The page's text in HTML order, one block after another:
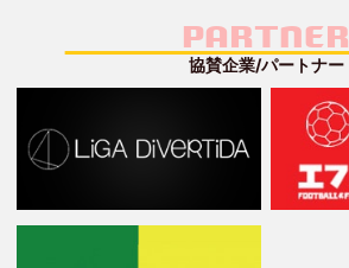
PARTNER
協賛企業/パートナー